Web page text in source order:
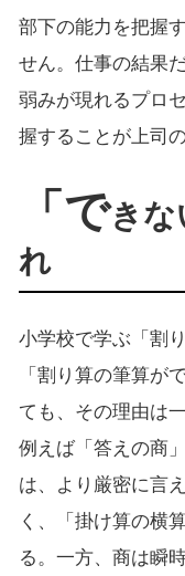
部下の能力を把握
せん。仕事の結果
弱みが現れるプロ
握することが上司
「できな
れ
小学校で学ぶ「割
「割り算の筆算が
ても、その理由は
例えば「答えの商
は、より厳密に言
く、「掛け算の横
る。一方、商は瞬